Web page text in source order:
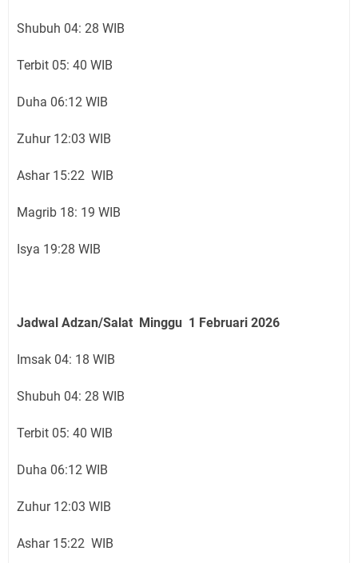
Shubuh 04: 28 WIB
Terbit 05: 40 WIB
Duha 06:12 WIB
Zuhur 12:03 WIB
Ashar 15:22 WIB
Magrib 18: 19 WIB
Isya 19:28 WIB
Jadwal Adzan/Salat Minggu 1 Februari 2026
Imsak 04: 18 WIB
Shubuh 04: 28 WIB
Terbit 05: 40 WIB
Duha 06:12 WIB
Zuhur 12:03 WIB
Ashar 15:22 WIB